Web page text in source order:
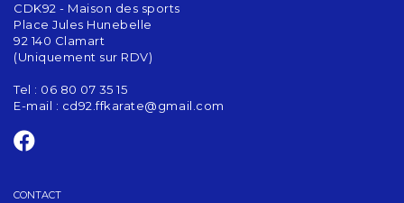
CDK92 - Maison des sports
Place Jules Hunebelle
92 140 Clamart
(Uniquement sur RDV)
Tel : 06 80 07 35 15
E-mail : cd92.ffkarate@gmail.com
CONTACT